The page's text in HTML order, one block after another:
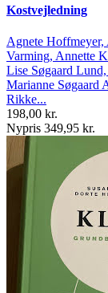
Kostvejledning
Agnete Hoffmeyer,
Varming, Annette
Lise Søgaard
Marianne Søgaard
Rikke...
198,00 kr.
Nypris 349,95 kr.